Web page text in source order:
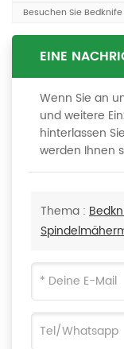
Besuchen Sie Bedknife
EINE
Wenn Sie an
und weitere
hinterlassen
werden Ihnen
Thema :